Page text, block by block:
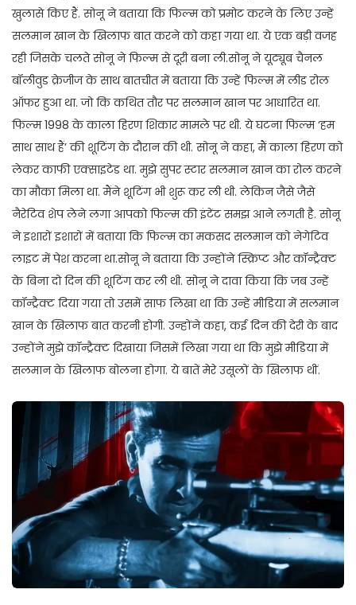
खुलासे किए हैं. सोनू ने बताया कि फिल्म को प्रमोट करने के लिए उन्हें
सलमान खान के खिलाफ बात करने को कहा गया था. ये एक बड़ी वजह
रही जिसके चलते सोनू ने फिल्म से दूरी बना ली.सोनू ने यूट्यूब चैनल
बॉलीवुड क्रेजीज के साथ बातचीत में बताया कि उन्हें फिल्म में लीड रोल
ऑफर हुआ था. जो कि कथित तौर पर सलमान खान पर आधारित था.
फिल्म 1998 के काला हिरण शिकार मामले पर थी. ये घटना फिल्म ‘हम
साथ साथ हैं’ की शूटिंग के दौरान की थी. सोनू ने कहा, मैं काला हिरण को
लेकर काफी एक्साइटेड था. मुझे सुपर स्टार सलमान खान का रोल करने
का मौका मिला था. मैंने शूटिंग भी शुरू कर ली थी. लेकिन जैसे जैसे
नैरेटिव शेप लेने लगा आपको फिल्म की इंटेंट समझ आने लगती है. सोनू
ने इशारों इशारों में बताया कि फिल्म का मकसद सलमान को नेगेटिव
लाइट में पेश करना था.सोनू ने बताया कि उन्होंने स्क्रिप्ट और कॉन्ट्रैक्ट
के बिना दो दिन की शूटिंग कर ली थी. सोनू ने दावा किया कि जब उन्हें
कॉन्ट्रैक्ट दिया गया तो उसमें साफ लिखा था कि उन्हें मीडिया में सलमान
खान के खिलाफ बात करनी होगी. उन्होंने कहा, कई दिन की देरी के बाद
उन्होंने मुझे कॉन्ट्रैक्ट दिखाया जिसमें लिखा गया था कि मुझे मीडिया में
सलमान के खिलाफ बोलना होगा. ये बातें मेरे उसूलों के खिलाफ थीं.